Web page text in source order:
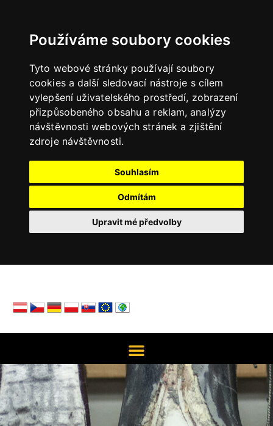
Používáme soubory cookies
Tyto webové stránky používají soubory
cookies a další sledovací nástroje s cílem
vylepšení uživatelského prostředí, zobrazení
přizpůsobeného obsahu a reklam, analýzy
návštěvnosti webových stránek a zjištění
zdroje návštěvnosti.
Souhlasím
Odmítám
Upravit mé předvolby